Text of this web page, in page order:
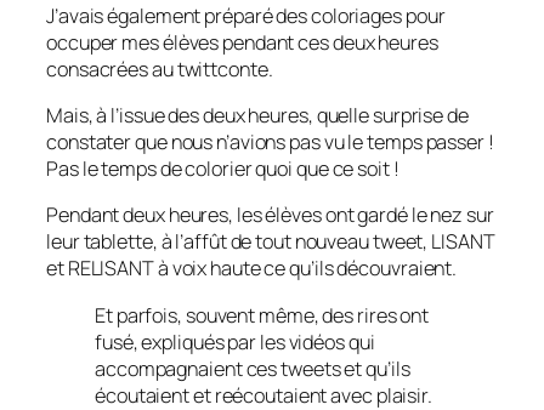
J’avais également préparé des coloriages pour
occuper mes élèves pendant ces deux heures
consacrées au twittconte.
Mais, à l’issue des deux heures, quelle surprise de
constater que nous n’avions pas vu le temps passer !
Pas le temps de colorier quoi que ce soit !
Pendant deux heures, les élèves ont gardé le nez sur
leur tablette, à l’affût de tout nouveau tweet, LISANT
et RELISANT à voix haute ce qu’ils découvraient.
Et parfois, souvent même, des rires ont
fusé, expliqués par les vidéos qui
accompagnaient ces tweets et qu’ils
écoutaient et reécoutaient avec plaisir.